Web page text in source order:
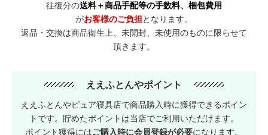
往復分の送料＋商品手配等の手数料、梱包費用
がお客様のご負担となります。
返品・交換は商品衛生上、未開封、未使用のものに限らせて
頂きます。
ええふとんやポイント
ええふとんやピュア寝具店で商品購入時に獲得できるポイン
トです。貯めたポイントは当店でご利用いただけます。
ポイント獲得にはご購入時に会員登録が必要になります。